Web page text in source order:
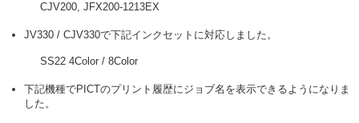
CJV200, JFX200-1213EX
JV330 / CJV330で下記インクセットに対応しました。
SS22 4Color / 8Color
下記機種でPICTのプリント履歴にジョブ名を表示できるようになりま
した。